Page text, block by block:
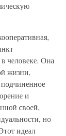
человеке. Она
жизни,
подчиненное
и
своей,
но
идеал